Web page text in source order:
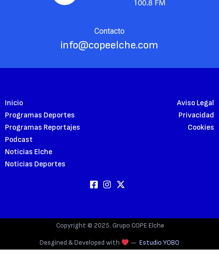
Contacto
info@copeelche.com
Inicio
Programas Deportes
Programas Reportajes
Podcast
Noticias Elche
Noticias Deportes
Aviso Legal
Privacidad
Cookies
Copyright © 2025. Grupo COPE Elche
Desgined & Developed with — Estudio YOBO